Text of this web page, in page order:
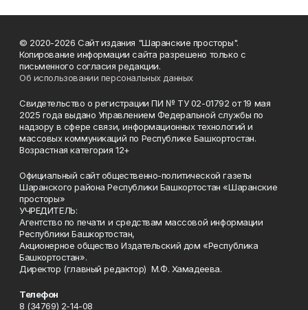
© 2020-2026 Сайт издания "Шаранские просторы".
Копирование информации сайта разрешено только с
письменного согласия редакции.
Об использовании персональных данных
Свидетельство о регистрации ПИ № ТУ 02-01792 от 19 мая
2025 года выдано Управлением Федеральной службы по
надзору в сфере связи, информационных технологий и
массовых коммуникаций по Республике Башкортостан.
Возрастная категория 12+
Официальный сайт общественно-политической газеты
Шаранского района Республики Башкортостан «Шаранские
просторы»
УЧРЕДИТЕЛЬ:
Агентство по печати и средствам массовой информации
Республики Башкортостан,
Акционерное общество Издательский дом «Республика
Башкортостан».
Директор (главный редактор) М.Ф. Хамадеева.
Телефон
8 (34769) 2-14-08